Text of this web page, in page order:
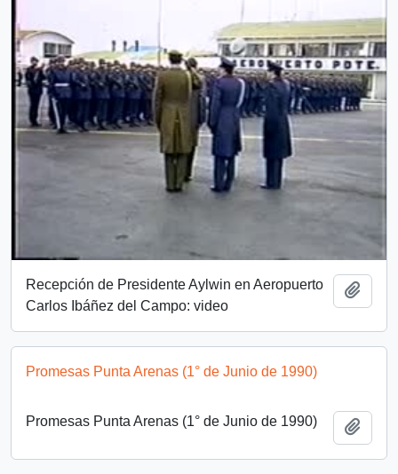
Recepción de Presidente Aylwin en Aeropuerto
Carlos Ibáñez del Campo: video
Promesas Punta Arenas (1° de Junio de 1990)
Promesas Punta Arenas (1° de Junio de 1990)